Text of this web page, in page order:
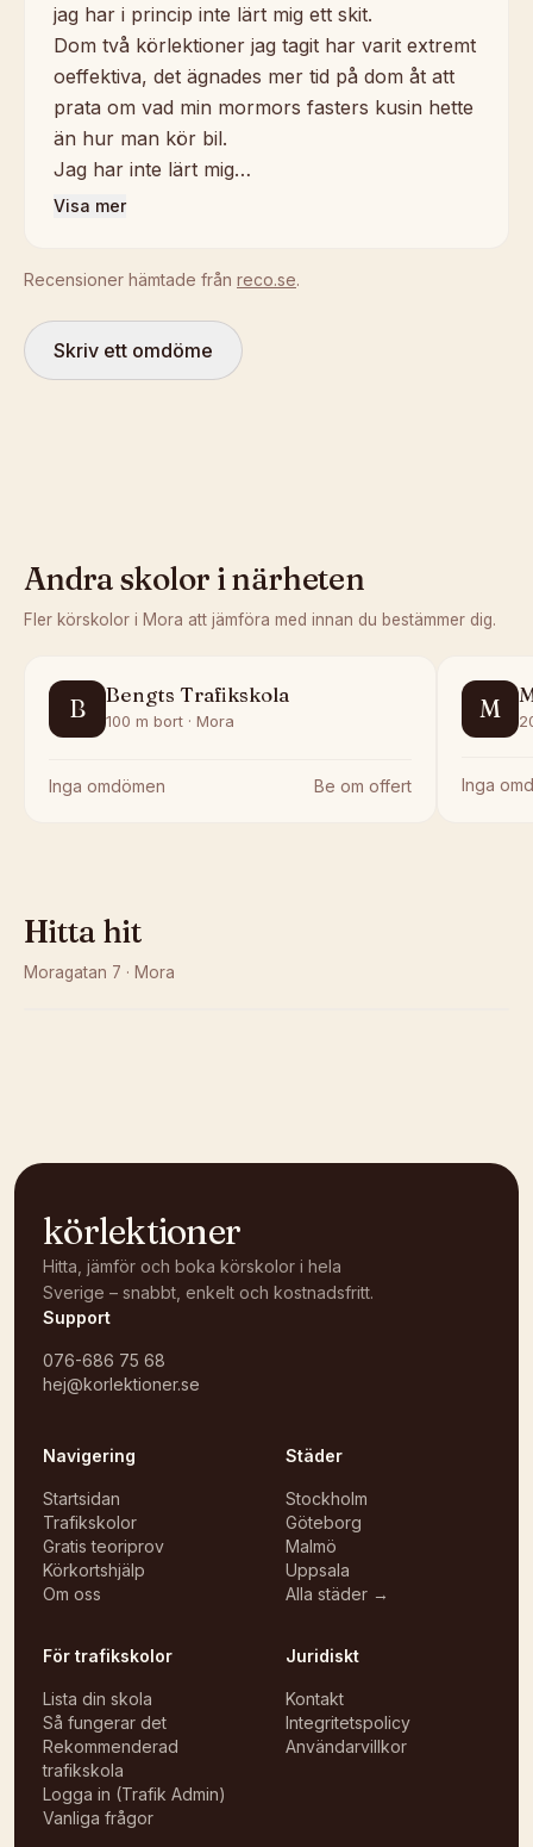
jag har i princip inte lärt mig ett skit.
Dom två körlektioner jag tagit har varit extremt
oeffektiva, det ägnades mer tid på dom åt att
prata om vad min mormors fasters kusin hette
än hur man kör bil.
Jag har inte lärt mig…
Visa mer
Recensioner hämtade från reco.se.
Skriv ett omdöme
Andra skolor i närheten
Fler körskolor i Mora att jämföra med innan du bestämmer dig.
B Bengts Trafikskola
100 m bort · Mora
Inga omdömen Be om offert
M
Inga
Hitta hit
Moragatan 7 · Mora
körlektioner
Hitta, jämför och boka körskolor i hela
Sverige – snabbt, enkelt och kostnadsfritt.
Support
076-686 75 68
hej@korlektioner.se
Navigering
Startsidan
Trafikskolor
Gratis teoriprov
Körkortshjälp
Om oss
Städer
Stockholm
Göteborg
Malmö
Uppsala
Alla städer →
För trafikskolor
Lista din skola
Så fungerar det
Rekommenderad
trafikskola
Logga in (Trafik Admin)
Vanliga frågor
Juridiskt
Kontakt
Integritetspolicy
Användarvillkor